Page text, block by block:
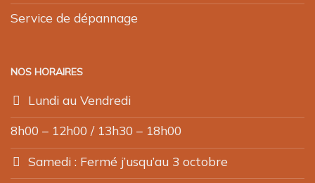
Service de dépannage
NOS HORAIRES
Lundi au Vendredi
8h00 – 12h00 / 13h30 – 18h00
Samedi : Fermé j’usqu’au 3 octobre